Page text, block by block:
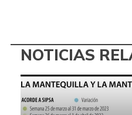
NOTICIAS